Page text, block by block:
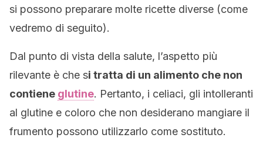
si possono preparare molte ricette diverse (come
vedremo di seguito).
Dal punto di vista della salute, l’aspetto più
rilevante è che si tratta di un alimento che non
contiene glutine. Pertanto, i celiaci, gli intolleranti
al glutine e coloro che non desiderano mangiare il
frumento possono utilizzarlo come sostituto.